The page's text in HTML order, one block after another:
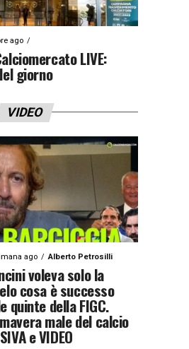
ago
LIVE:
giorno
VIDEO
ago Alberto Petrosilli
voleva solo la
cosa è successo
quinte della FIGC.
male del calcio
e VIDEO